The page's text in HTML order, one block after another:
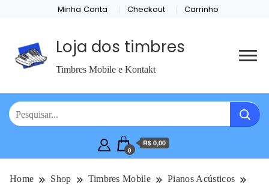
Minha Conta Checkout Carrinho
Loja dos timbres
Timbres Mobile e Kontakt
0
R$ 0,00
Home Shop Timbres Mobile
Pianos Acústicos